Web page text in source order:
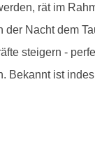
rät im
Nacht dem
steigern -
Bekannt ist